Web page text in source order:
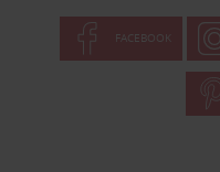
FACEBOOK